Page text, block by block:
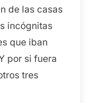
de las casas
incógnitas
que iban
por si fuera
tres